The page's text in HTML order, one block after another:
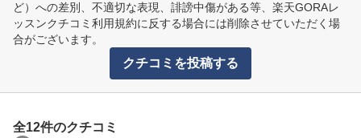
ど）への差別、不適切な表現、誹謗中傷がある等、楽天GORAレ
ッスンクチコミ利用規約に反する場合には削除させていただく場
合がございます。
クチコミを投稿する
全12件のクチコミ